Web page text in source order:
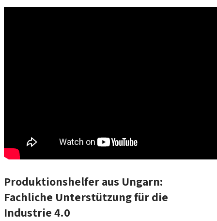
Produktionshelfer aus Ungarn:
Fachliche Unterstützung für die
Industrie 4.0